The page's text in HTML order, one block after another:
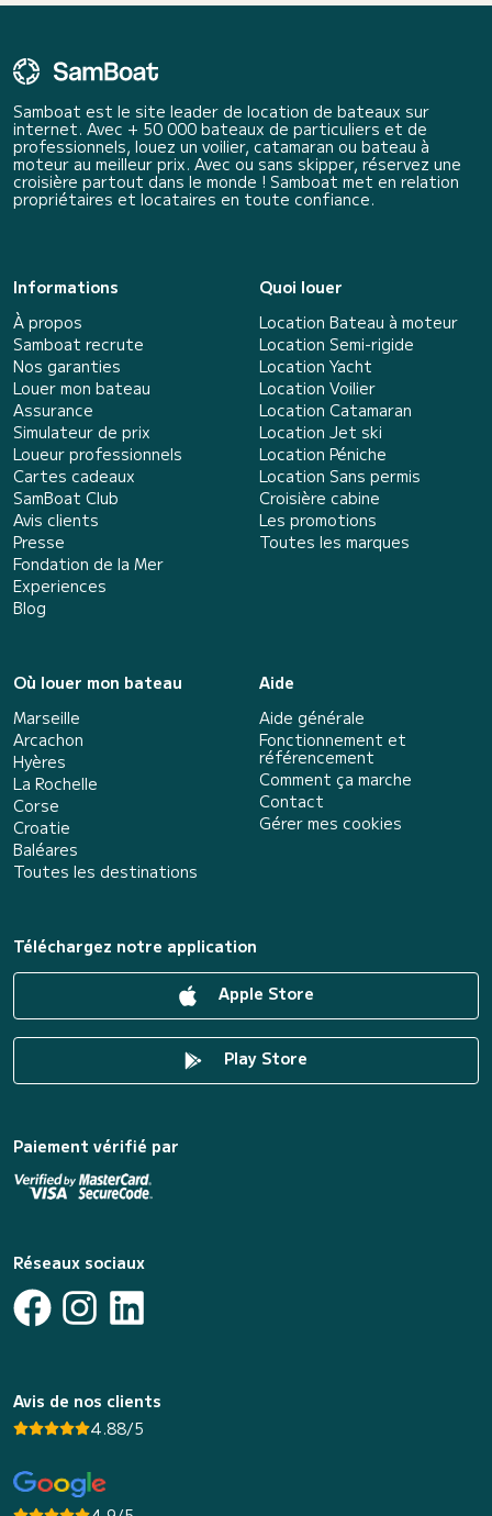
Samboat est le site leader de location de bateaux sur
internet. Avec + 50 000 bateaux de particuliers et de
professionnels, louez un voilier, catamaran ou bateau à
moteur au meilleur prix. Avec ou sans skipper, réservez une
croisière partout dans le monde ! Samboat met en relation
propriétaires et locataires en toute confiance.
Informations
À propos
Samboat recrute
Nos garanties
Louer mon bateau
Assurance
Simulateur de prix
Loueur professionnels
Cartes cadeaux
SamBoat Club
Avis clients
Presse
Fondation de la Mer
Experiences
Blog
Quoi louer
Location Bateau à moteur
Location Semi-rigide
Location Yacht
Location Voilier
Location Catamaran
Location Jet ski
Location Péniche
Location Sans permis
Croisière cabine
Les promotions
Toutes les marques
Où louer mon bateau
Marseille
Arcachon
Hyères
La Rochelle
Corse
Croatie
Baléares
Toutes les destinations
Aide
Aide générale
Fonctionnement et
référencement
Comment ça marche
Contact
Gérer mes cookies
Téléchargez notre application
Apple Store
Play Store
Paiement vérifié par
Réseaux sociaux
Avis de nos clients
4.88/5